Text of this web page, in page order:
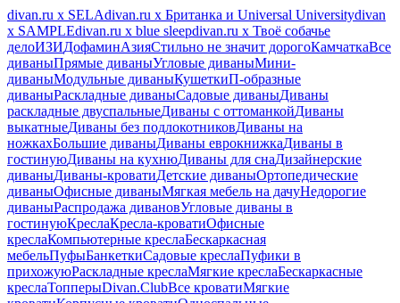
divan.ru х SELAdivan.ru х Британка и Universal Universitydivan
х SAMPLEdivan.ru х blue sleepdivan.ru х Твоё собачье
делоИЗИДофаминАзияСтильно не значит дорогоКамчаткаВсе
диваныПрямые диваныУгловые диваныМини-
диваныМодульные диваныКушеткиП-образные
диваныРаскладные диваныСадовые диваныДиваны
раскладные двуспальныеДиваны с оттоманкойДиваны
выкатныеДиваны без подлокотниковДиваны на
ножкахБольшие диваныДиваны еврокнижкаДиваны в
гостинуюДиваны на кухнюДиваны для снаДизайнерские
диваныДиваны-кроватиДетские диваныОртопедические
диваныОфисные диваныМягкая мебель на дачуНедорогие
диваныРаспродажа дивановУгловые диваны в
гостинуюКреслаКресла-кроватиОфисные
креслаКомпьютерные креслаБескаркасная
мебельПуфыБанкеткиСадовые креслаПуфики в
прихожуюРаскладные креслаМягкие креслаБескаркасные
креслаТопперыDivan.ClubВсе кроватиМягкие